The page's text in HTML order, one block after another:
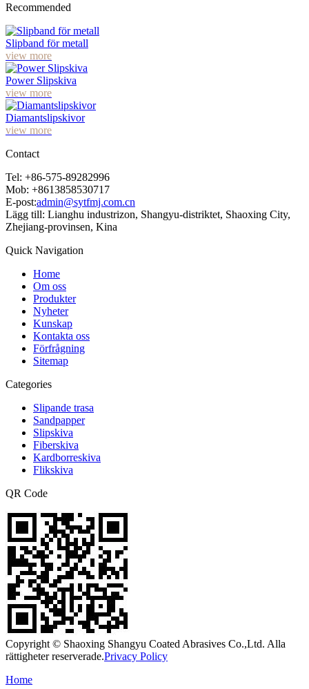
Recommended
Slipband för metall
view more
Power Slipskiva
view more
Diamantslipskivor
view more
Contact
Tel: +86-575-89282996
Mob: +8613858530717
E-post:admin@sytfmj.com.cn
Lägg till: Lianghu industrizon, Shangyu-distriktet, Shaoxing City,
Zhejiang-provinsen, Kina
Quick Navigation
Home
Om oss
Produkter
Nyheter
Kunskap
Kontakta oss
Förfrågning
Sitemap
Categories
Slipande trasa
Sandpapper
Slipskiva
Fiberskiva
Kardborreskiva
Flikskiva
QR Code
Copyright © Shaoxing Shangyu Coated Abrasives Co.,Ltd. Alla
rättigheter reserverade.Privacy Policy
Home